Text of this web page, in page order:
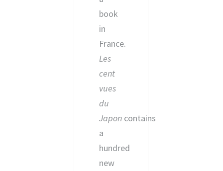
book
in
France.
Les
cent
vues
du
Japon contains
a
hundred
new